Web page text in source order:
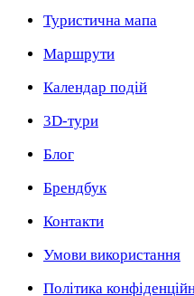
Туристична мапа
Маршрути
Календар подій
3D-тури
Блог
Брендбук
Контакти
Умови використання
Політика